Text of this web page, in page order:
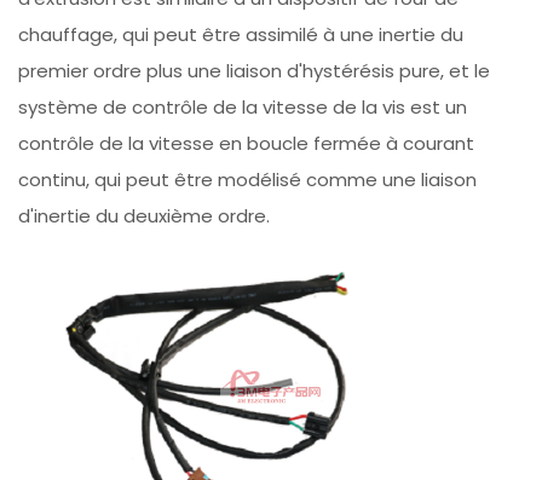
chauffage, qui peut être assimilé à une inertie du
premier ordre plus une liaison d'hystérésis pure, et le
système de contrôle de la vitesse de la vis est un
contrôle de la vitesse en boucle fermée à courant
continu, qui peut être modélisé comme une liaison
d'inertie du deuxième ordre.